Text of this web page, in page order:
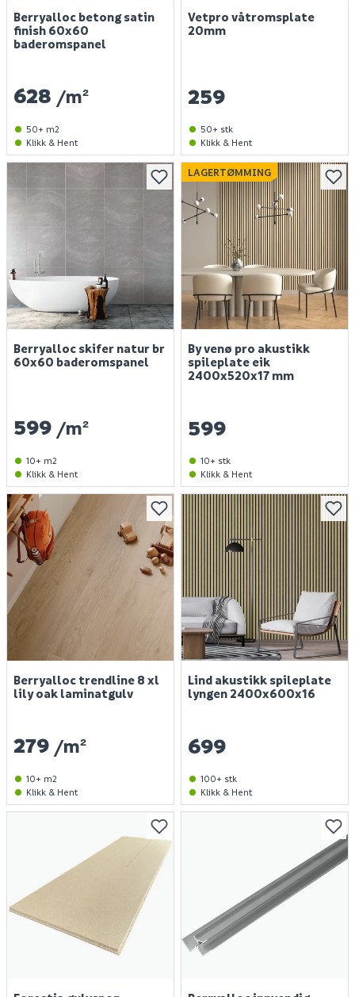
Berryalloc betong satin
finish 60x60
baderomspanel
628 /m²
50+ m2
Klikk & Hent
Vetpro våtromsplate
20mm
259
50+ stk
Klikk & Hent
Berryalloc skifer natur br
60x60 baderomspanel
599 /m²
10+ m2
Klikk & Hent
LAGERTØMMING
By venø pro akustikk
spileplate eik
2400x520x17 mm
599
10+ stk
Klikk & Hent
Berryalloc trendline 8 xl
lily oak laminatgulv
279 /m²
10+ m2
Klikk & Hent
Lind akustikk spileplate
lyngen 2400x600x16
699
100+ stk
Klikk & Hent